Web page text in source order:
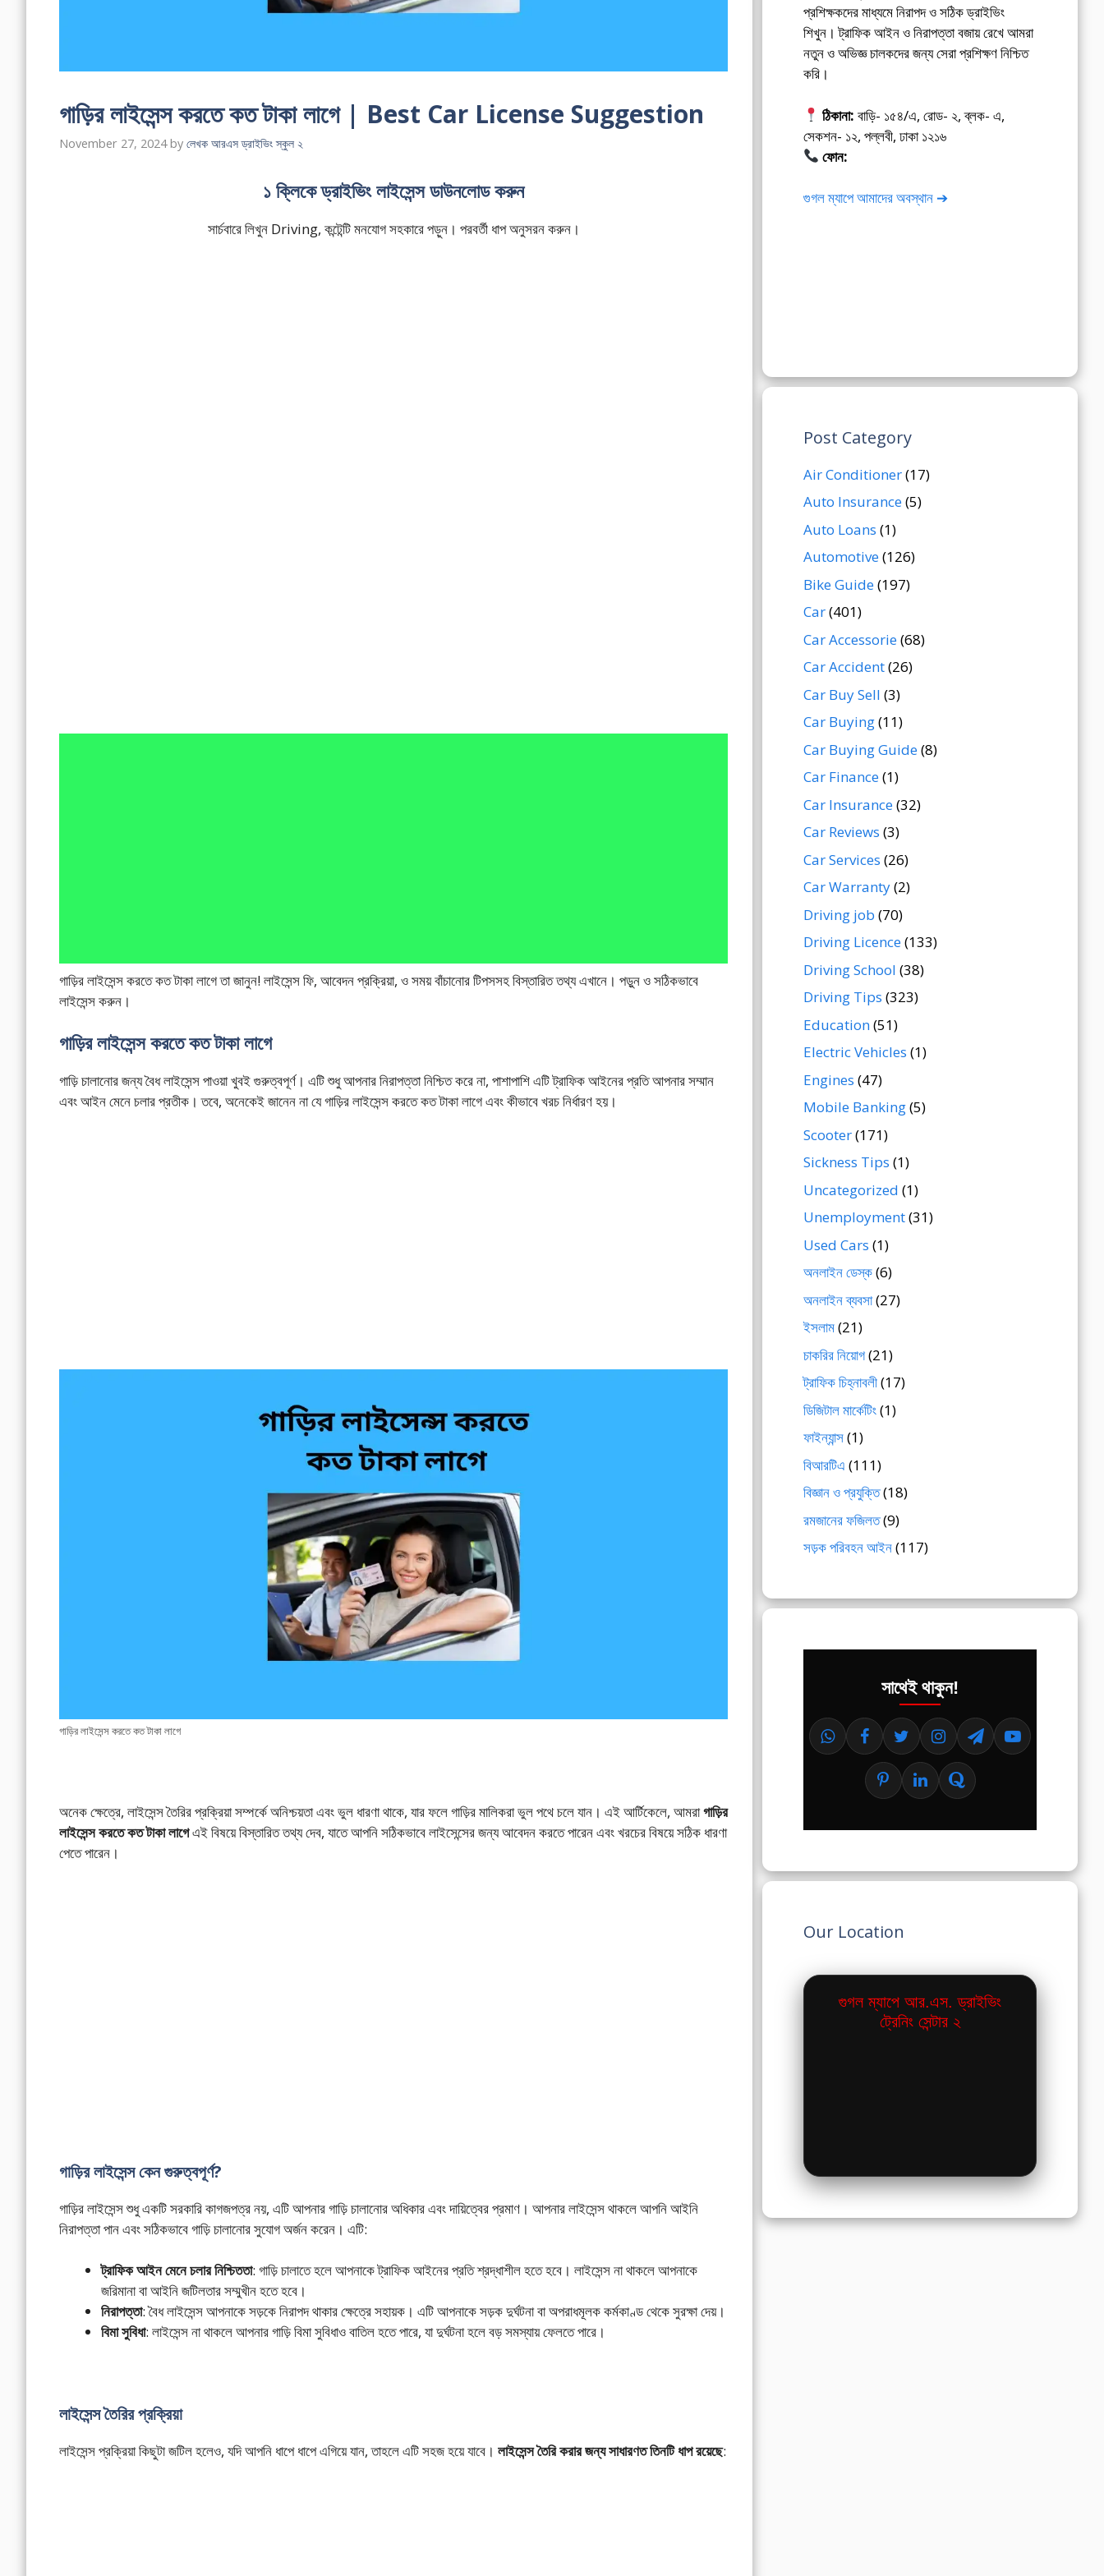
গাড়ির লাইসেন্স করতে কত টাকা লাগে | Best Car License Suggestion
November 27, 2024 by লেখক আরএস ড্রাইভিং স্কুল ২
১ ক্লিকে ড্রাইভিং লাইসেন্স ডাউনলোড করুন
সার্চবারে লিখুন Driving, কন্টেন্টি মনযোগ সহকারে পড়ুন। পরবর্তী ধাপ অনুসরন করুন।
গাড়ির লাইসেন্স করতে কত টাকা লাগে তা জানুন! লাইসেন্স ফি, আবেদন প্রক্রিয়া, ও সময় বাঁচানোর টিপসসহ বিস্তারিত তথ্য এখানে। পড়ুন ও সঠিকভাবে
লাইসেন্স করুন।
গাড়ির লাইসেন্স করতে কত টাকা লাগে
গাড়ি চালানোর জন্য বৈধ লাইসেন্স পাওয়া খুবই গুরুত্বপূর্ণ। এটি শুধু আপনার নিরাপত্তা নিশ্চিত করে না, পাশাপাশি এটি ট্রাফিক আইনের প্রতি আপনার সম্মান
এবং আইন মেনে চলার প্রতীক। তবে, অনেকেই জানেন না যে গাড়ির লাইসেন্স করতে কত টাকা লাগে এবং কীভাবে খরচ নির্ধারণ হয়।
গাড়ির লাইসেন্স করতে কত টাকা লাগে
অনেক ক্ষেত্রে, লাইসেন্স তৈরির প্রক্রিয়া সম্পর্কে অনিশ্চয়তা এবং ভুল ধারণা থাকে, যার ফলে গাড়ির মালিকরা ভুল পথে চলে যান। এই আর্টিকেলে, আমরাগাড়ির
লাইসেন্স করতে কত টাকা লাগেএই বিষয়ে বিস্তারিত তথ্য দেব, যাতে আপনি সঠিকভাবে লাইসেন্সের জন্য আবেদন করতে পারেন এবং খরচের বিষয়ে সঠিক ধারণা
পেতে পারেন।
গাড়ির লাইসেন্স কেন গুরুত্বপূর্ণ?
গাড়ির লাইসেন্স শুধু একটি সরকারি কাগজপত্র নয়, এটি আপনার গাড়ি চালানোর অধিকার এবং দায়িত্বের প্রমাণ। আপনার লাইসেন্স থাকলে আপনি আইনি
নিরাপত্তা পান এবং সঠিকভাবে গাড়ি চালানোর সুযোগ অর্জন করেন। এটি:
ট্রাফিক আইন মেনে চলার নিশ্চিততা: গাড়ি চালাতে হলে আপনাকে ট্রাফিক আইনের প্রতি শ্রদ্ধাশীল হতে হবে। লাইসেন্স না থাকলে আপনাকে
জরিমানা বা আইনি জটিলতার সম্মুখীন হতে হবে।
নিরাপত্তা: বৈধ লাইসেন্স আপনাকে সড়কে নিরাপদ থাকার ক্ষেত্রে সহায়ক। এটি আপনাকে সড়ক দুর্ঘটনা বা অপরাধমূলক কর্মকাণ্ড থেকে সুরক্ষা দেয়।
বিমা সুবিধা: লাইসেন্স না থাকলে আপনার গাড়ি বিমা সুবিধাও বাতিল হতে পারে, যা দুর্ঘটনা হলে বড় সমস্যায় ফেলতে পারে।
লাইসেন্স তৈরির প্রক্রিয়া
লাইসেন্স প্রক্রিয়া কিছুটা জটিল হলেও, যদি আপনি ধাপে ধাপে এগিয়ে যান, তাহলে এটি সহজ হয়ে যাবে। লাইসেন্স তৈরি করার জন্য সাধারণত তিনটি ধাপ রয়েছে:
প্রশিক্ষকদের মাধ্যমে নিরাপদ ও সঠিক ড্রাইভিং
শিখুন। ট্রাফিক আইন ও নিরাপত্তা বজায় রেখে আমরা
নতুন ও অভিজ্ঞ চালকদের জন্য সেরা প্রশিক্ষণ নিশ্চিত
করি।
ঠিকানা: বাড়ি- ১৫৪/এ, রোড- ২, ব্লক- এ,
সেকশন- ১২, পল্লবী, ঢাকা ১২১৬
ফোন:
গুগল ম্যাপে আমাদের অবস্থান ➔
Post Category
Air Conditioner(17)
Auto Insurance(5)
Auto Loans (1)
Automotive(126)
Bike Guide(197)
Car(401)
Car Accessorie(68)
Car Accident(26)
Car Buy Sell (3)
Car Buying(11)
Car Buying Guide(8)
Car Finance(1)
Car Insurance(32)
Car Reviews (3)
Car Services (26)
Car Warranty(2)
Driving job (70)
Driving Licence(133)
Driving School (38)
Driving Tips (323)
Education(51)
Electric Vehicles (1)
Engines (47)
Mobile Banking(5)
Scooter(171)
Sickness Tips (1)
Uncategorized (1)
Unemployment(31)
Used Cars (1)
অনলাইন ডেস্ক(6)
অনলাইন ব্যবসা(27)
ইসলাম(21)
চাকরির নিয়োগ(21)
ট্রাফিক চিহ্নাবলী(17)
ডিজিটাল মার্কেটিং(1)
ফাইন্যান্স(1)
বিআরটিএ (111)
বিজ্ঞান ও প্রযুক্তি(18)
রমজানের ফজিলত(9)
সড়ক পরিবহন আইন(117)
সাথেই থাকুন!
Our Location
গুগল ম্যাপে আর.এস. ড্রাইভিং
ট্রেনিং সেন্টার ২